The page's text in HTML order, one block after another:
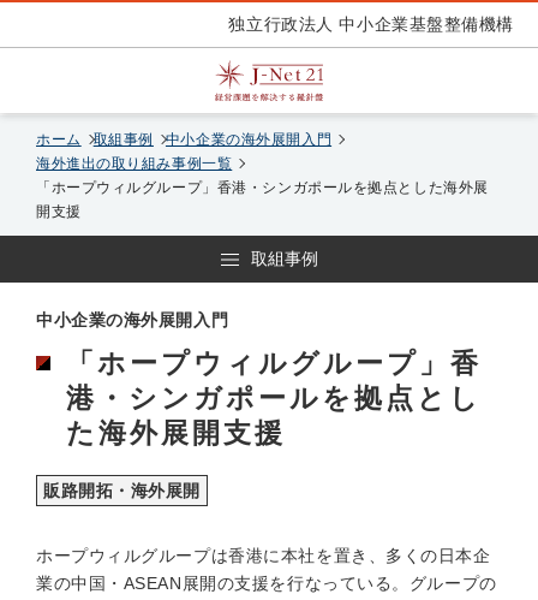
独立行政法人 中小企業基盤整備機構
ホーム 取組事例
中小企業の海外展開入門
海外進出の取り組み事例一覧
「ホープウィルグループ」香港・シンガポールを拠点とした海外展
開支援
取組事例
中小企業の海外展開入門
「ホープウィルグループ」香
港・シンガポールを拠点とし
た海外展開支援
販路開拓・海外展開
ホープウィルグループは香港に本社を置き、多くの日本企
業の中国・ASEAN展開の支援を行なっている。グループの